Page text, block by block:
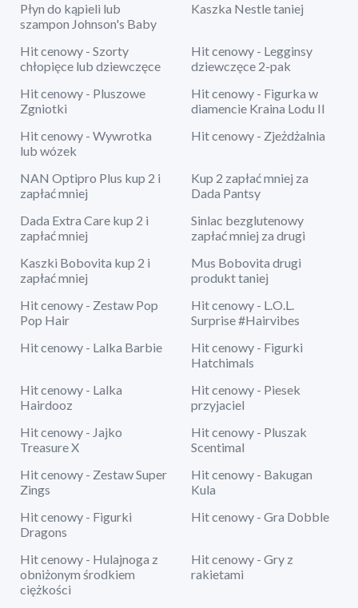
Płyn do kąpieli lub
szampon Johnson's Baby
Kaszka Nestle taniej
Hit cenowy - Szorty
chłopięce lub dziewczęce
Hit cenowy - Legginsy
dziewczęce 2-pak
Hit cenowy - Pluszowe
Zgniotki
Hit cenowy - Figurka w
diamencie Kraina Lodu II
Hit cenowy - Wywrotka
lub wózek
Hit cenowy - Zjeżdżalnia
NAN Optipro Plus kup 2 i
zapłać mniej
Kup 2 zapłać mniej za
Dada Pantsy
Dada Extra Care kup 2 i
zapłać mniej
Sinlac bezglutenowy
zapłać mniej za drugi
Kaszki Bobovita kup 2 i
zapłać mniej
Mus Bobovita drugi
produkt taniej
Hit cenowy - Zestaw Pop
Pop Hair
Hit cenowy - L.O.L.
Surprise #Hairvibes
Hit cenowy - Lalka Barbie
Hit cenowy - Figurki
Hatchimals
Hit cenowy - Lalka
Hairdooz
Hit cenowy - Piesek
przyjaciel
Hit cenowy - Jajko
Treasure X
Hit cenowy - Pluszak
Scentimal
Hit cenowy - Zestaw Super
Zings
Hit cenowy - Bakugan
Kula
Hit cenowy - Figurki
Dragons
Hit cenowy - Gra Dobble
Hit cenowy - Hulajnoga z
obniżonym środkiem
ciężkości
Hit cenowy - Gry z
rakietami